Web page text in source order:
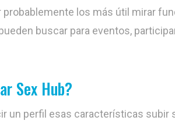
los más útil mirar
buscar para eventos,
Sex Hub?
un perfil esas características subir